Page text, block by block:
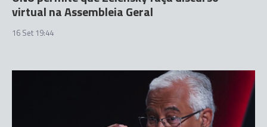
virtual na Assembleia Geral
16 Set 19:44